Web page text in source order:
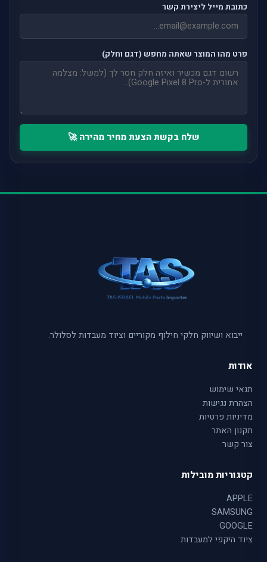
כתובת מייל ליצירת קשר
פרט מהו המוצר שאתה מחפש (דגם וחלק)
שלח בקשת הצעת מחיר מהירה 🚀
ייבוא ושיווק חלקי חילוף מקוריים וציוד מעבדות לסלולר.
אודות
תנאי שימוש
הצהרת נגישות
מדיניות פרטיות
תקנון האתר
צור קשר
קטגוריות מובילות
APPLE
SAMSUNG
GOOGLE
ציוד היקפי למעבדות